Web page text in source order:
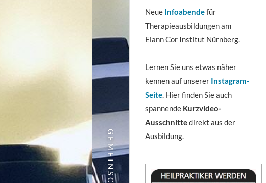
Neue Infoabendefür
Therapieausbildungen am
Elann Cor Institut Nürnberg.
Lernen Sie uns etwas näher
kennen auf unserer Instagram-
Seite. Hier finden Sie auch
spannende Kurzvideo-
Ausschnittedirekt aus der
Ausbildung.